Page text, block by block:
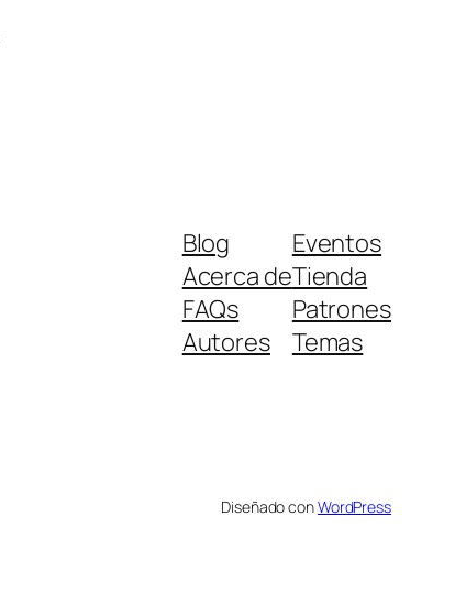
Blog
Acerca de
FAQs
Autores
Eventos
Tienda
Patrones
Temas
Diseñado conWordPress